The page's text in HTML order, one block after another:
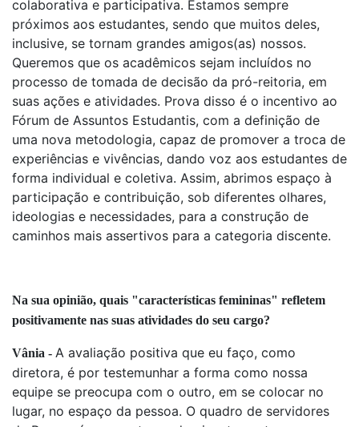
colaborativa e participativa. Estamos sempre
próximos aos estudantes, sendo que muitos deles,
inclusive, se tornam grandes amigos(as) nossos.
Queremos que os acadêmicos sejam incluídos no
processo de tomada de decisão da pró-reitoria, em
suas ações e atividades. Prova disso é o incentivo ao
Fórum de Assuntos Estudantis, com a definição de
uma nova metodologia, capaz de promover a troca de
experiências e vivências, dando voz aos estudantes de
forma individual e coletiva. Assim, abrimos espaço à
participação e contribuição, sob diferentes olhares,
ideologias e necessidades, para a construção de
caminhos mais assertivos para a categoria discente.
Na sua opinião, quais "características femininas" refletem
positivamente nas suas atividades do seu cargo?
Vânia - A avaliação positiva que eu faço, como
diretora, é por testemunhar a forma como nossa
equipe se preocupa com o outro, em se colocar no
lugar, no espaço da pessoa. O quadro de servidores